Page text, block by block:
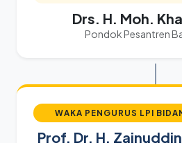
Drs. H. Moh.
Pondok Pesantren
WAKA PENGURUS LPI
Prof. Dr. H.